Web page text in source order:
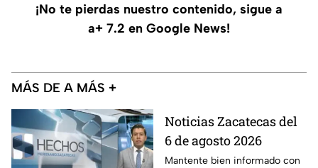
¡No te pierdas nuestro contenido, sigue a
a+ 7.2 en Google News!
MÁS DE A MÁS +
Noticias Zacatecas del
6 de agosto 2026
Mantente bien informado con